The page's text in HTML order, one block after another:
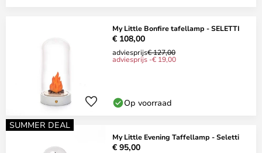
My Little Bonfire tafellamp - SELETTI
€ 108,00
adviesprijs€ 127,00
adviesprijs -€ 19,00
Op voorraad
SUMMER DEAL
My Little Evening Taffellamp - Seletti
€ 95,00